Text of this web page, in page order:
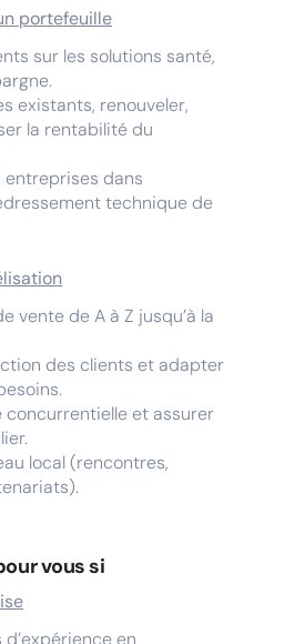
portefeuille
sur les solutions santé,
existants, renouveler,
la rentabilité du
dans
technique de
vente de A à Z jusqu’à la
des clients et adapter
concurrentielle et assurer
local (rencontres,
vous si
en